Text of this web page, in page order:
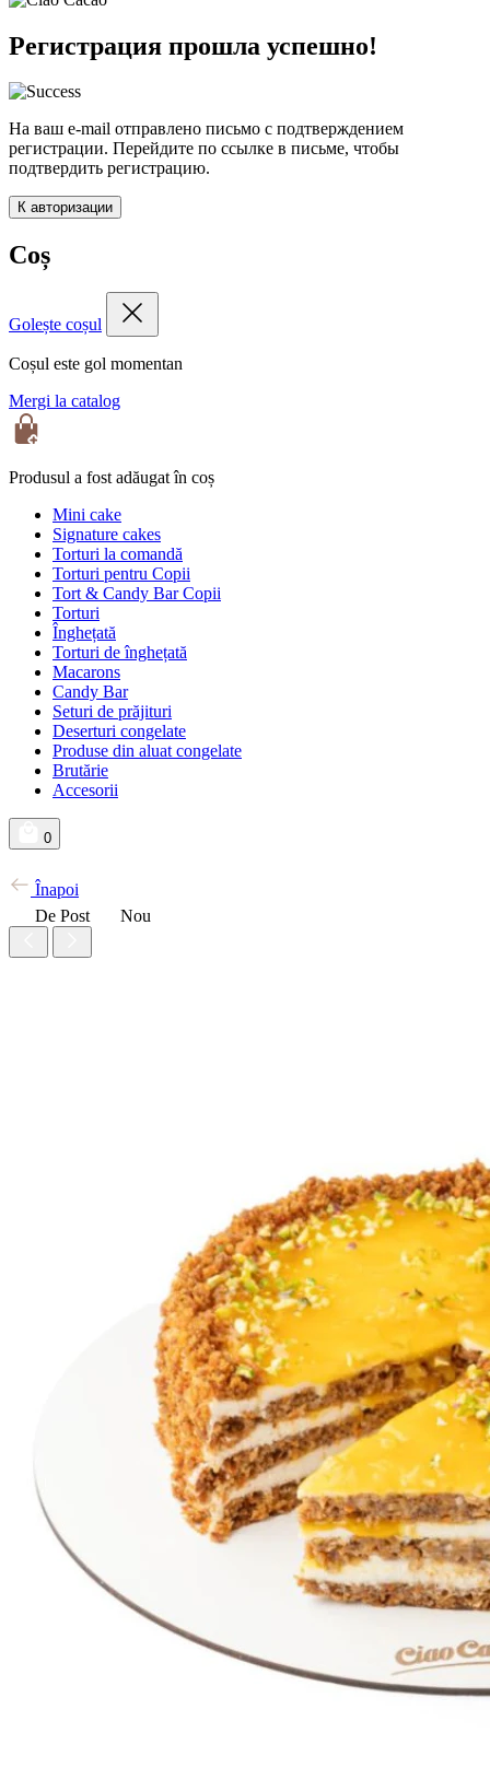
Регистрация прошла успешно!
На ваш e-mail отправлено письмо с подтверждением
регистрации. Перейдите по ссылке в письме, чтобы
подтвердить регистрацию.
К авторизации
Coș
Golește coșul
Coșul este gol momentan
Mergi la catalog
Produsul a fost adăugat în coș
Mini cake
Signature cakes
Torturi la comandă
Torturi pentru Copii
Tort & Candy Bar Copii
Torturi
Înghețată
Torturi de înghețată
Macarons
Candy Bar
Seturi de prăjituri
Deserturi congelate
Produse din aluat congelate
Brutărie
Accesorii
0
Înapoi
De Post
Nou